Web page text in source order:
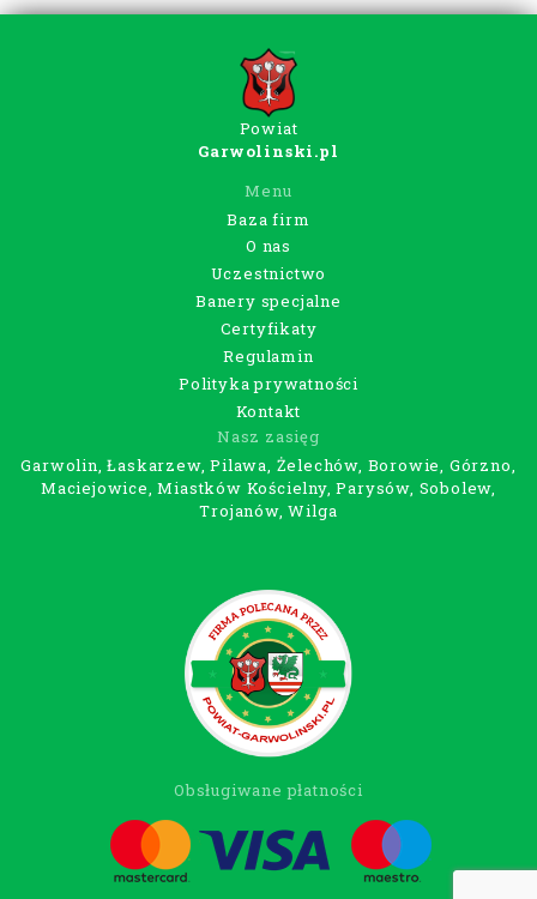
Powiat
Garwolinski.pl
Menu
Baza firm
O nas
Uczestnictwo
Banery specjalne
Certyfikaty
Regulamin
Polityka prywatności
Kontakt
Nasz zasięg
Garwolin, Łaskarzew, Pilawa, Żelechów, Borowie, Górzno,
Maciejowice, Miastków Kościelny, Parysów, Sobolew,
Trojanów, Wilga
Obsługiwane płatności